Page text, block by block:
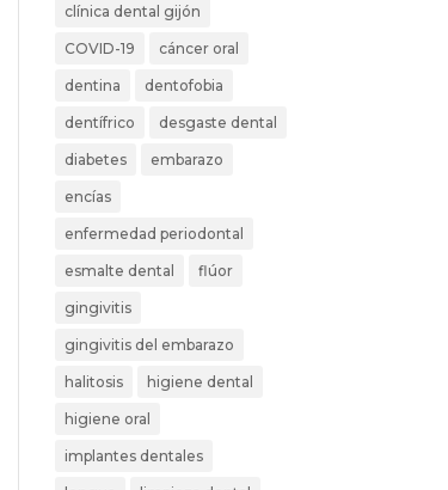
clínica dental gijón
COVID-19 cáncer oral
dentina dentofobia
dentífrico desgaste dental
diabetes embarazo
encías
enfermedad periodontal
esmalte dental flúor
gingivitis
gingivitis del embarazo
halitosis higiene dental
higiene oral
implantes dentales